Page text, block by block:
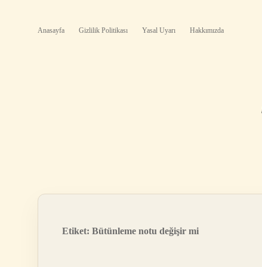
Anasayfa Gizlilik Politikası Yasal Uyarı Hakkımızda
Etiket: Bütünleme notu değişir mi